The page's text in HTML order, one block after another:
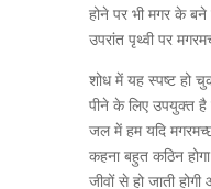
होने पर भी मगर के
उपरांत पृथ्वी पर
शोध में यह स्पष्ट हो
पीने के लिए उपयुक्त
जल में हम यदि
कहना बहुत कठिन
जीवों से हो जाती